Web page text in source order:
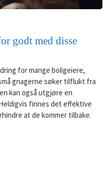
godt med disse
for mange boligeiere,
gnagerne søker tilflukt fra
kan også utgjøre en
finnes det effektive
at de kommer tilbake.